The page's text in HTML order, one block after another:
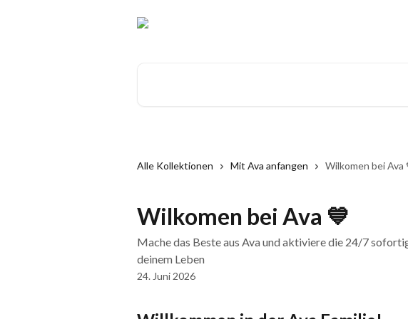
Alle Kollektionen Mit Ava anfangen Wilkomen bei Ava
Wilkomen bei Ava 💙
Mache das Beste aus Ava und aktiviere die 24/7
deinem Leben
24. Juni 2026